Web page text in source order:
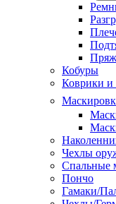
Кобуры
Коврики и
Чехлы
Спальные
Пончо
Гамаки/